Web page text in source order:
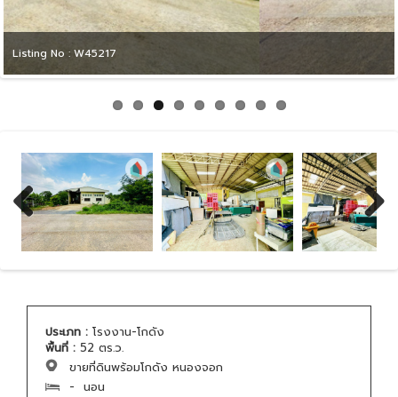
Listing No : W45217
Previous Next
ประเภท : โรงงาน-โกดัง
พื้นที่ : 52 ตร.ว.
ขายที่ดินพร้อมโกดัง หนองจอก
- นอน